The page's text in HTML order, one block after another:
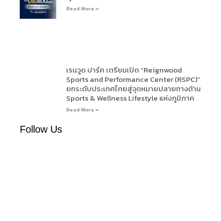
Read More »
เรนวูด ปาร์ค เตรียมเปิด “Reignwood
Sports and Performance Center (RSPC)”
ยกระดับประเทศไทยสู่จุดหมายปลายทางด้าน
Sports & Wellness Lifestyle แห่งภูมิภาค
Read More »
Follow Us